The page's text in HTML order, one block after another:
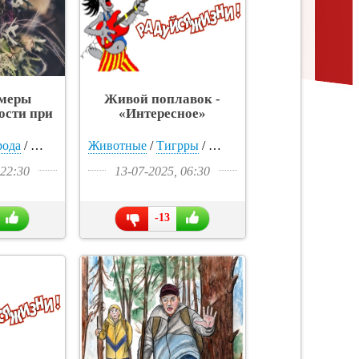
/Подростки Общага/Прикольные картинки
при
-
/ Мужчины /Собаки/ Видео/Зима/
Живой поплавок -
«Интересное»
Животные/Тигрры/ Видео
13-07-2025, 06:30
-13